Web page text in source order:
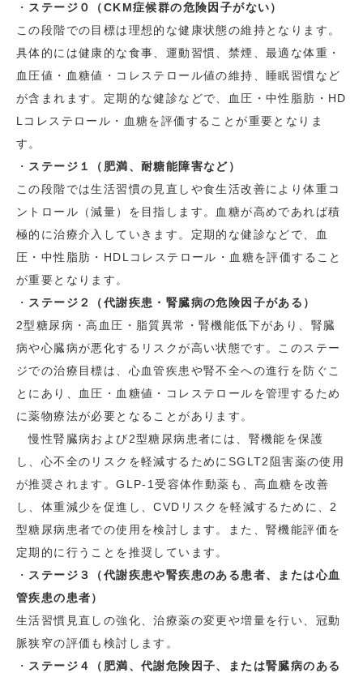
・ ステージ０（CKM症候群の危険因子がない）
この段階での目標は理想的な健康状態の維持となります。
具体的には健康的な食事、運動習慣、禁煙、最適な体重・
血圧値・血糖値・コレステロール値の維持、睡眠習慣など
が含まれます。定期的な健診などで、血圧・中性脂肪・HD
Lコレステロール・血糖を評価することが重要となりま
す。
・ ステージ１（肥満、耐糖能障害など）
この段階では生活習慣の見直しや食生活改善により体重コ
ントロール（減量）を目指します。血糖が高めであれば積
極的に治療介入していきます。定期的な健診などで、血
圧・中性脂肪・HDLコレステロール・血糖を評価すること
が重要となります。
・ ステージ２（代謝疾患・腎臓病の危険因子がある）
2型糖尿病・高血圧・脂質異常・腎機能低下があり、腎臓
病や心臓病が悪化するリスクが高い状態です。このステー
ジでの治療目標は、心血管疾患や腎不全への進行を防ぐこ
とにあり、血圧・血糖値・コレステロールを管理するため
に薬物療法が必要となることがあります。
慢性腎臓病および2型糖尿病患者には、腎機能を保護
し、心不全のリスクを軽減するためにSGLT2阻害薬の使用
が推奨されます。GLP-1受容体作動薬も、高血糖を改善
し、体重減少を促進し、CVDリスクを軽減するために、2
型糖尿病患者での使用を検討します。また、腎機能評価を
定期的に行うことを推奨しています。
・ ステージ３（代謝疾患や腎疾患のある患者、または心血
管疾患の患者）
生活習慣見直しの強化、治療薬の変更や増量を行い、冠動
脈狭窄の評価も検討します。
・ ステージ４（肥満、代謝危険因子、または腎臓病のある